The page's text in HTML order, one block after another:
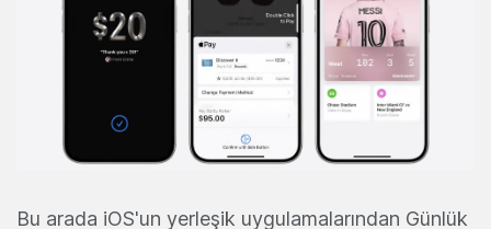
Bu arada iOS'un yerleşik uygulamalarından Günlük